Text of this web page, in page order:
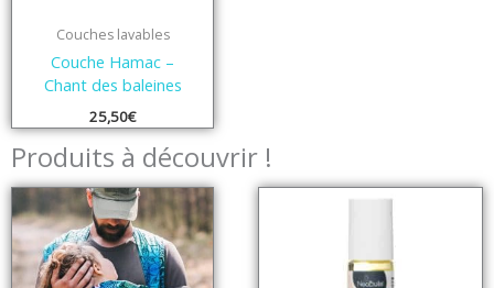
Couches lavables
Couche Hamac –
Chant des baleines
25,50€
Produits à découvrir !